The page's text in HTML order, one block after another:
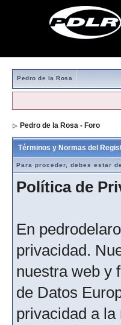
Pedro de la Rosa
Pedro de la Rosa - Foro
Términos y Normas del
Para proceder, debes estar
Política de
En
privacidad.
nuestra web y
de Datos
privacidad a